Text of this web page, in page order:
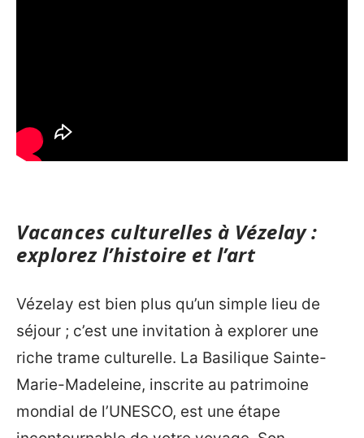
Vacances culturelles à Vézelay :
explorez l’histoire et l’art
Vézelay est bien plus qu’un simple lieu de
séjour ; c’est une invitation à explorer une
riche trame culturelle. La Basilique Sainte-
Marie-Madeleine, inscrite au patrimoine
mondial de l’UNESCO, est une étape